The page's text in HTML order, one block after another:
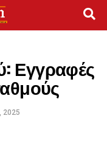
Εγγραφές
2025